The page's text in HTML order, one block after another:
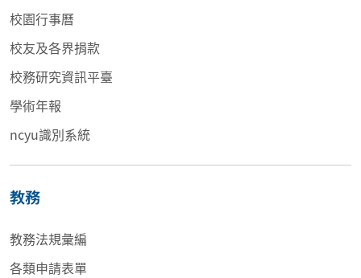
校園行事曆
校友及各界捐款
校務研究資訊平臺
學術年報
ncyu識別系統
教務
教務法規彙編
各類申請表單